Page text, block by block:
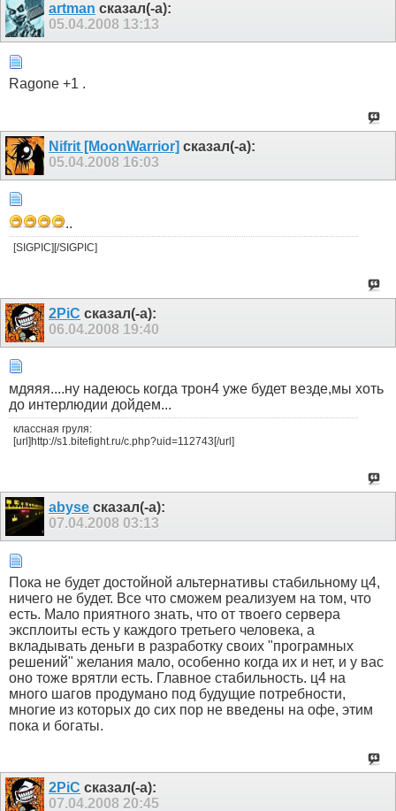
artman сказал(-а):
05.04.2008 13:13
Ragone +1 .
Nifrit [MoonWarrior] сказал(-а):
05.04.2008 16:03
..
[SIGPIC][/SIGPIC]
2PiC сказал(-а):
06.04.2008 19:40
мдяяя....ну надеюсь когда трон4 уже будет везде,мы хоть
до интерлюдии дойдем...
классная груля:
[url]http://s1.bitefight.ru/c.php?uid=112743[/url]
abyse сказал(-а):
07.04.2008 03:13
Пока не будет достойной альтернативы стабильному ц4,
ничего не будет. Все что сможем реализуем на том, что
есть. Мало приятного знать, что от твоего сервера
эксплоиты есть у каждого третьего человека, а
вкладывать деньги в разработку своих "програмных
решений" желания мало, особенно когда их и нет, и у вас
оно тоже врятли есть. Главное стабильность. ц4 на
много шагов продумано под будущие потребности,
многие из которых до сих пор не введены на офе, этим
пока и богаты.
2PiC сказал(-а):
07.04.2008 20:45